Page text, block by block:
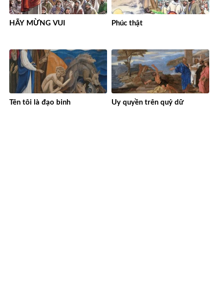
HÃY MỪNG VUI Phúc thật
Tên tôi là đạo binh Uy quyền trên quỷ dữ